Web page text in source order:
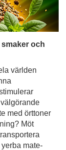
och
världen
med örttoner
Möt
mate-